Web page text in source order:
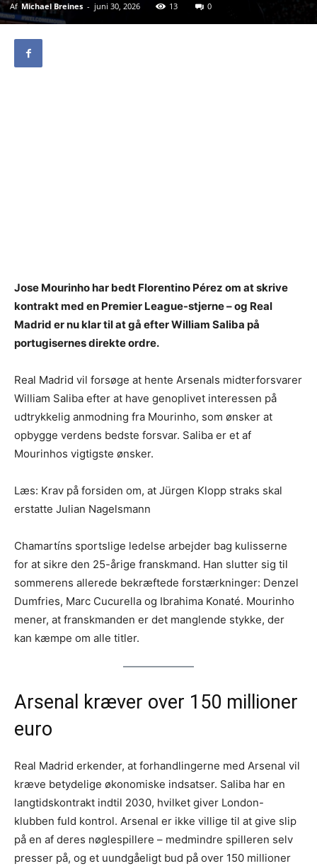
Af Michael Breines - juni 30, 2026 13 0
Jose Mourinho har bedt Florentino Pérez om at skrive
kontrakt med en Premier League-stjerne – og Real
Madrid er nu klar til at gå efter William Saliba på
portugisernes direkte ordre.
Real Madrid vil forsøge at hente Arsenals midterforsvarer
William Saliba efter at have genoplivet interessen på
udtrykkelig anmodning fra Mourinho, som ønsker at
opbygge verdens bedste forsvar. Saliba er et af
Mourinhos vigtigste ønsker.
Læs: Krav på forsiden om, at Jürgen Klopp straks skal
erstatte Julian Nagelsmann
Chamartíns sportslige ledelse arbejder bag kulisserne
for at sikre den 25-årige franskmand. Han slutter sig til
sommerens allerede bekræftede forstærkninger: Denzel
Dumfries, Marc Cucurella og Ibrahima Konaté. Mourinho
mener, at franskmanden er det manglende stykke, der
kan kæmpe om alle titler.
Arsenal kræver over 150 millioner
euro
Real Madrid erkender, at forhandlingerne med Arsenal vil
kræve betydelige økonomiske indsatser. Saliba har en
langtidskontrakt indtil 2030, hvilket giver London-
klubben fuld kontrol. Arsenal er ikke villige til at give slip
på en af deres nøglespillere – medmindre spilleren selv
presser på, og et uundgåeligt bud på over 150 millioner